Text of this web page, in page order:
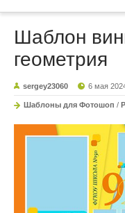
Шаблон
геометрия
sergey23060 6 мая
Шаблоны для Фотошоп /